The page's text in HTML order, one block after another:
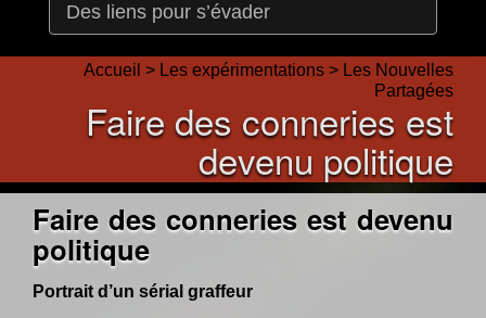
Des liens pour s’évader
Accueil > Les expérimentations > Les Nouvelles
Partagées
Faire des conneries est
devenu politique
Faire des conneries est devenu
politique
Portrait d’un sérial graffeur